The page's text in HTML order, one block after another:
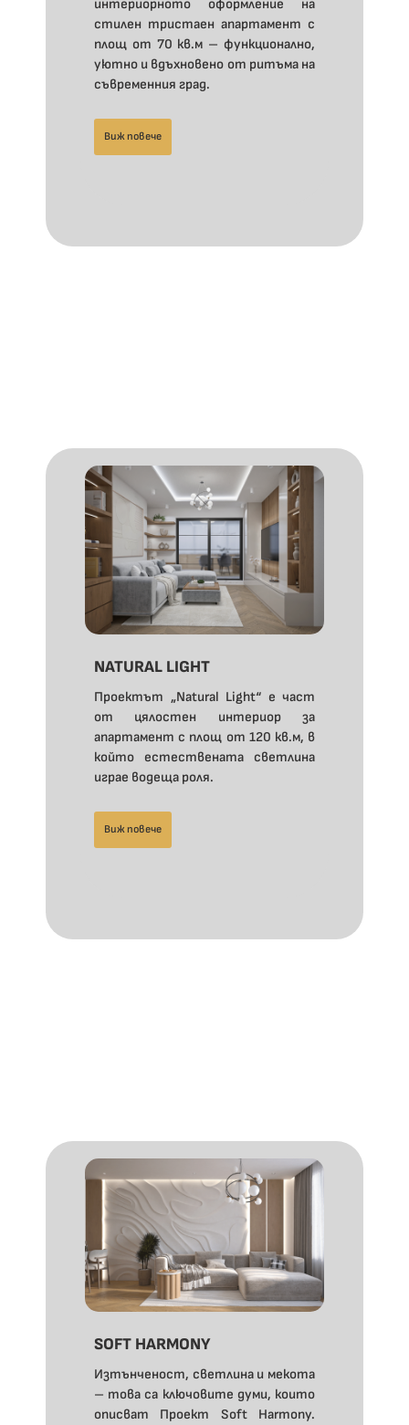
интериорното оформление на
стилен тристаен апартамент с
площ от 70 кв.м – функционално,
уютно и вдъхновено от ритъма на
съвременния град.
Виж повече
NATURAL LIGHT
Проектът „Natural Light“ е част
от цялостен интериор за
апартамент с площ от 120 кв.м, в
който естествената светлина
играе водеща роля.
Виж повече
SOFT HARMONY
Изтънченост, светлина и мекота
– това са ключовите думи, които
описват Проект Soft Harmony.